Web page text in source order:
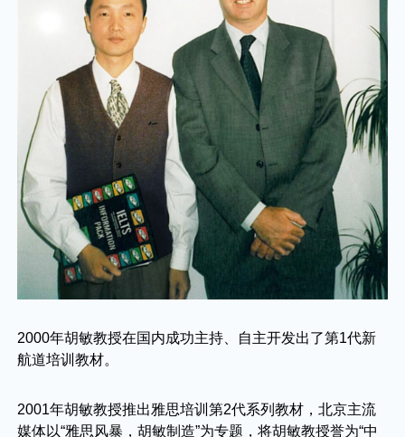
2000年胡敏教授在国内成功主持、自主开发出了第1代新
航道培训教材。
2001年胡敏教授推出雅思培训第2代系列教材，北京主流
媒体以“雅思风暴，胡敏制造”为专题，将胡敏教授誉为“中